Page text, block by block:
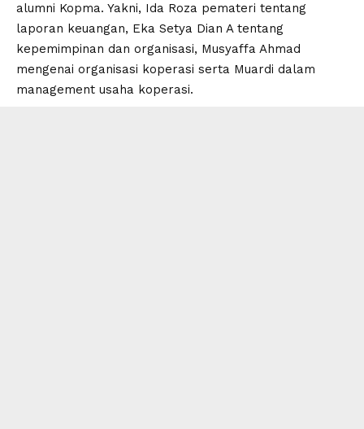
alumni Kopma. Yakni, Ida Roza pemateri tentang
laporan keuangan, Eka Setya Dian A tentang
kepemimpinan dan organisasi, Musyaffa Ahmad
mengenai organisasi koperasi serta Muardi dalam
management usaha koperasi.